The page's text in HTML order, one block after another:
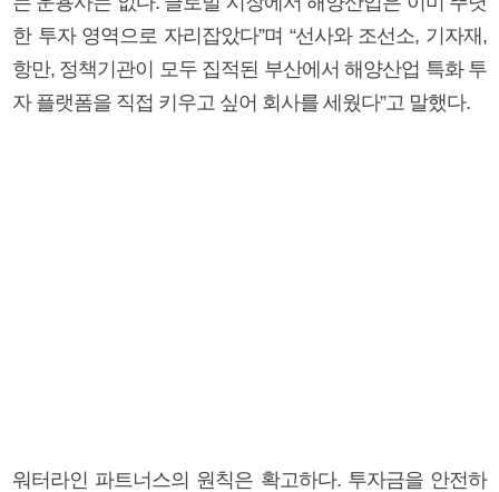
한 투자 영역으로 자리잡았다”며 “선사와 조선소, 기자재,
항만, 정책기관이 모두 집적된 부산에서 해양산업 특화 투
자 플랫폼을 직접 키우고 싶어 회사를 세웠다”고 말했다.
워터라인 파트너스의 원칙은 확고하다. 투자금을 안전하